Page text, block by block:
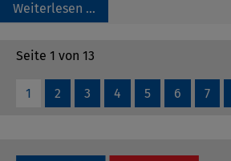
Weiterlesen …
Seite 1 von 13
1 2 3 4 5 6 7